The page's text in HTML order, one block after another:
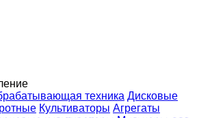
техника Дисковые
Культиваторы Агрегаты